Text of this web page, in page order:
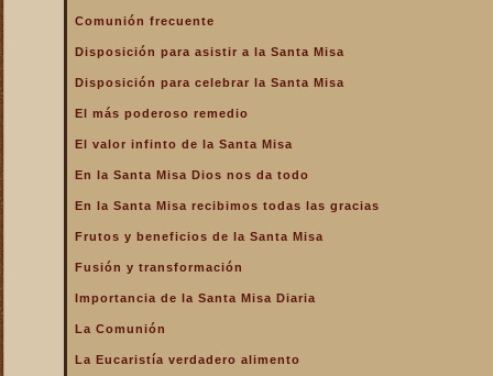
La Santa Misa a la hora de
La Santa Misa alcanza el
mayor mérito
La Santa Misa aumenta la
gloria a todos los santos
culmen de la vida cristiana
La Santa Misa centro y raíz
más saludable
Comunión frecuente
Disposición para asistir a la Santa Misa
Disposición para celebrar la Santa Misa
El más poderoso remedio
El valor infinto de la Santa Misa
En la Santa Misa Dios nos da todo
En la Santa Misa recibimos todas las gracias
Frutos y beneficios de la Santa Misa
Fusión y transformación
Importancia de la Santa Misa Diaria
La Comunión
La Eucaristía verdadero alimento